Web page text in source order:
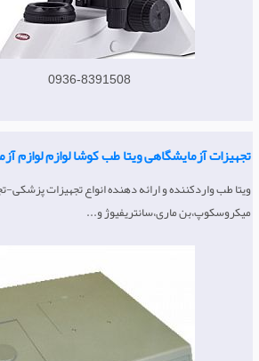
0936-8391508
تجهیزات آزمایشگاهی ویتا طب کوشا لوازم لوازم
ویتا طب واردکننده و ارائه دهنده انواع تجهیزات
میکروسکوپ،بن ماری،سانتریفیوژ و...